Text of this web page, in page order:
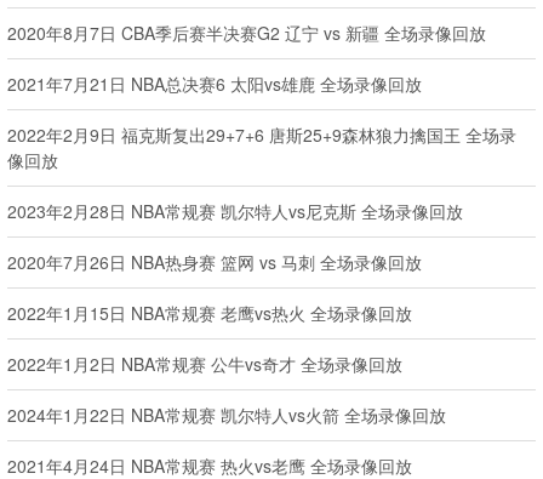
2020年8月7日 CBA季后赛半决赛G2 辽宁 vs 新疆 全场录像回放
2021年7月21日 NBA总决赛6 太阳vs雄鹿 全场录像回放
2022年2月9日 福克斯复出29+7+6 唐斯25+9森林狼力擒国王 全场录
像回放
2023年2月28日 NBA常规赛 凯尔特人vs尼克斯 全场录像回放
2020年7月26日 NBA热身赛 篮网 vs 马刺 全场录像回放
2022年1月15日 NBA常规赛 老鹰vs热火 全场录像回放
2022年1月2日 NBA常规赛 公牛vs奇才 全场录像回放
2024年1月22日 NBA常规赛 凯尔特人vs火箭 全场录像回放
2021年4月24日 NBA常规赛 热火vs老鹰 全场录像回放